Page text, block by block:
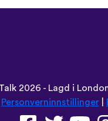
2026 - Lagd i
Personverninnstillinger|